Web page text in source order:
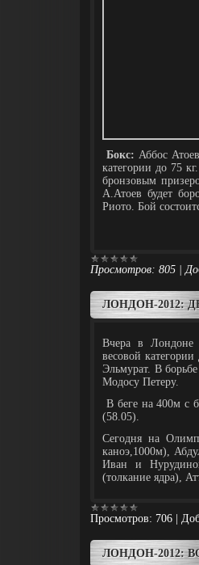
Бокс: Аббос
категории до 75
бронзовым
А.Атоев будет
Риото. Бой
Просмотров: 805 |
ЛОНДОН-2012:
Вчера в Лондоне
весовой
Эльмурат. В
Модосу Петеру.
В беге на 400м с
(58.05).
Сегодня на
каноэ,1000м),
Иван и
(толкание ядра),
Просмотров: 706
ЛОНДОН-2012: